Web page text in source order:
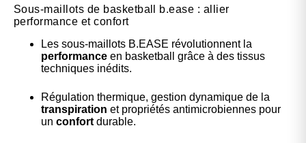
Sous-maillots de basketball b.ease : allier
performance et confort
Les sous-maillots B.EASE révolutionnent la
performance en basketball grâce à des tissus
techniques inédits.
Régulation thermique, gestion dynamique de la
transpiration et propriétés antimicrobiennes pour
un confort durable.